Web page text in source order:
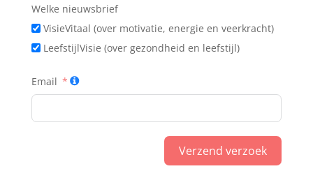
Welke nieuwsbrief
VisieVitaal (over motivatie, energie en veerkracht)
LeefstijlVisie (over gezondheid en leefstijl)
Email
Verzend verzoek